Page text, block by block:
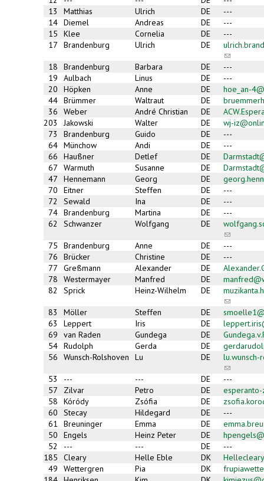
13
Matthias Ulrich DE
---
14 Diemel Andreas DE
---
15
Klee Cornelia DE
---
17
Brandenburg Ulrich DE
(link
sends
e-
mail)
18 Brandenburg Barbara DE
---
19
Aulbach Linus DE
---
20
Höpken Anne DE
hoe_an-
44 Brümmer Waltraut DE
36
Weber André Christian DE
203
Jakowski Walter DE
wj-
73
Brandenburg Guido DE
---
64 Münchow Andi DE
---
66
Haußner Detlef DE
67
Warmuth Susanne DE
47
Hennemann Georg DE
70
Eitner Steffen DE
---
72
Sewald Ina DE
---
74 Brandenburg Martina DE
---
62
Schwanzer Wolfgang DE
(link
sends
e-
mail)
75 Brandenburg Anne DE
---
76
Brücker Christine DE
---
77
Greßmann Alexander DE
78
Westermayer Manfred DE
82
Sprick Heinz-Wilhelm DE
(link
sends
e-
mail)
83 Möller Steffen DE
63
Leppert Iris DE
69
van Raden Gundega DE
54 Rudolph Gerda DE
56
Wunsch-Rolshoven Lu DE
lu.wunsch-
(link
sends
e-
mail)
53 --- --- DE
---
57
Zilvar Petro DE
58
Kóródy Zsófia DE
60
Stecay Hildegard DE
---
61
Breuninger Emma DE
50
Engels Heinz Peter DE
52
--- --- DE
---
185
Cleary Helle Eble DK
49
Wettergren Pia DK